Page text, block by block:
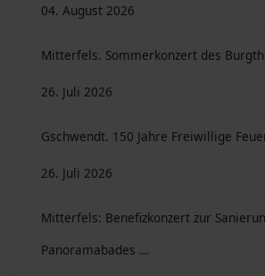
04. August 2026
Mitterfels. Sommerkonzert des
26. Juli 2026
Gschwendt. 150 Jahre Freiwillige
26. Juli 2026
Mitterfels: Benefizkonzert zur
Panoramabades …